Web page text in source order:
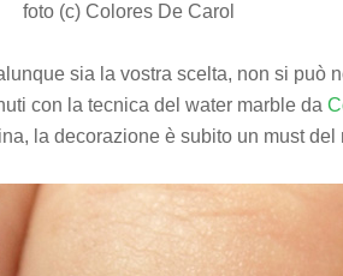
foto (c) Colores De Carol
sia la vostra scelta, non si può
con la tecnica del water marble da
la decorazione è subito un must del